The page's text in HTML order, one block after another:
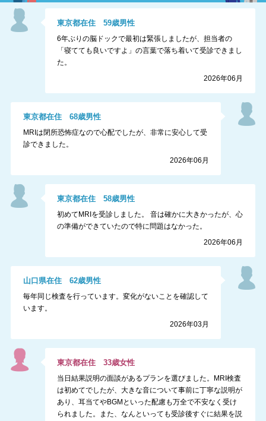
東京都在住59歳男性
6年ぶりの脳ドックで最初は緊張しましたが、担当者の
「寝てても良いですよ」の言葉で落ち着いて受診できまし
た。
2026年06月
東京都在住 68歳男性
MRIは閉所恐怖症なので心配でしたが、非常に安心して受
診できました。
2026年06月
東京都在住58歳男性
初めてMRIを受診しました。 音は確かに大きかったが、心
の準備ができていたので特に問題はなかった。
2026年06月
山口県在住 62歳男性
毎年同じ検査を行っています。変化がないことを確認して
います。
2026年03月
東京都在住33歳女性
当日結果説明の面談があるプランを選びました。MRI検査
は初めてでしたが、大きな音について事前に丁寧な説明が
あり、耳当てやBGMといった配慮も万全で不安なく受け
られました。また、なんといっても受診後すぐに結果を説